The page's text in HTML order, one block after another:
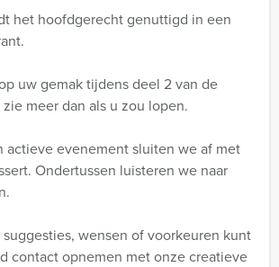
het hoofdgerecht genuttigd in een
uw gemak tijdens deel 2 van de
meer dan als u zou lopen.
actieve evenement sluiten we af met
Ondertussen luisteren we naar
wensen of voorkeuren kunt
contact opnemen met onze creatieve